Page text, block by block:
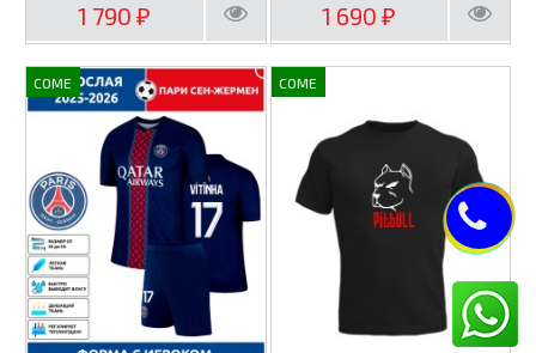
1 790₽ 1 690₽
COME COME